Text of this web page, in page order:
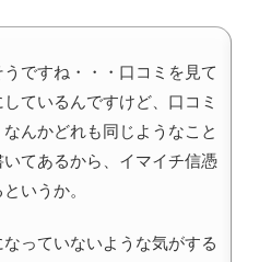
うですね・・・口コミを見て
ているんですけど、口コミ
なんかどれも同じようなこと
いてあるから、イマイチ信憑
いうか。
なっていないような気がする